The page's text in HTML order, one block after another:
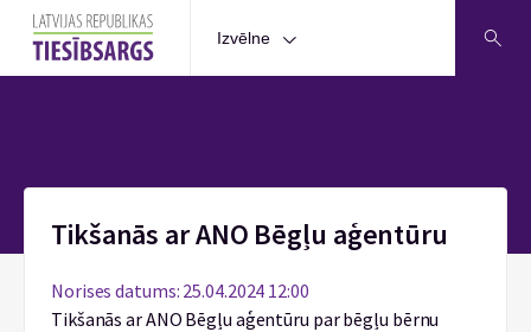
Izvēlne
Tikšanās ar ANO Bēgļu aģentūru
Norises datums: 25.04.2024 12:00
Tikšanās ar ANO Bēgļu aģentūru par bēgļu bērnu